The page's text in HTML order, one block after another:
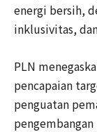
energi bersih,
inklusivitas,
PLN
pencapaian
penguatan